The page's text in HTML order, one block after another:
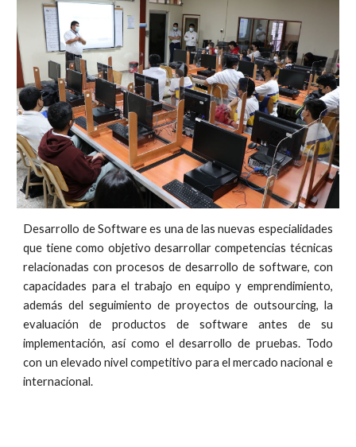
Desarrollo de Software es una de las nuevas especialidades
que tiene como objetivo desarrollar competencias técnicas
relacionadas con procesos de desarrollo de software, con
capacidades para el trabajo en equipo y emprendimiento,
además del seguimiento de proyectos de outsourcing, la
evaluación de productos de software antes de su
implementación, así como el desarrollo de pruebas. Todo
con un elevado nivel competitivo para el mercado nacional e
internacional.